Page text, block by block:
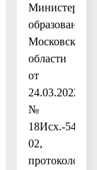
Министерства
образования
Московской
области
от
24.03.2022
№
18Исх.-5468/
02,
протоколом